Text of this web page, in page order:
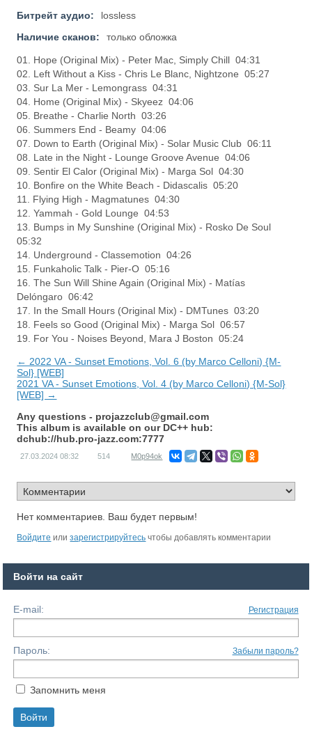
Битрейт аудио:
lossless
Наличие сканов:
только обложка
01. Hope (Original Mix) - Peter Mac, Simply Chill 04:31
02. Left Without a Kiss - Chris Le Blanc, Nightzone 05:27
03. Sur La Mer - Lemongrass 04:31
04. Home (Original Mix) - Skyeez 04:06
05. Breathe - Charlie North 03:26
06. Summers End - Beamy 04:06
07. Down to Earth (Original Mix) - Solar Music Club 06:11
08. Late in the Night - Lounge Groove Avenue 04:06
09. Sentir El Calor (Original Mix) - Marga Sol 04:30
10. Bonfire on the White Beach - Didascalis 05:20
11. Flying High - Magmatunes 04:30
12. Yammah - Gold Lounge 04:53
13. Bumps in My Sunshine (Original Mix) - Rosko De Soul
05:32
14. Underground - Classemotion 04:26
15. Funkaholic Talk - Pier-O 05:16
16. The Sun Will Shine Again (Original Mix) - Matías
Delóngaro 06:42
17. In the Small Hours (Original Mix) - DMTunes 03:20
18. Feels so Good (Original Mix) - Marga Sol 06:57
19. For You - Noises Beyond, Mara J Boston 05:24
← 2022 VA - Sunset Emotions, Vol. 6 (by Marco Celloni) {M-
Sol} [WEB]
2021 VA - Sunset Emotions, Vol. 4 (by Marco Celloni) {M-Sol}
[WEB] →
Any questions - projazzclub@gmail.com
This album is available on our DC++ hub:
dchub://hub.pro-jazz.com:7777
27.03.2024 08:32 514 M0p94ok
Нет комментариев. Ваш будет первым!
Войдите илизарегистрируйтесь чтобы добавлять комментарии
Войти на сайт
E-mail: Регистрация
Пароль: Забыли пароль?
Запомнить меня